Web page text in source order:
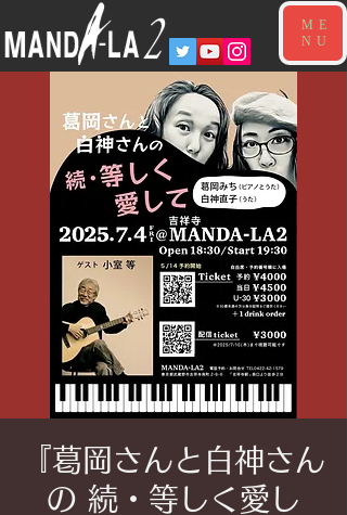
ME
NU
『葛岡さんと白神さん
の 続・等しく愛し